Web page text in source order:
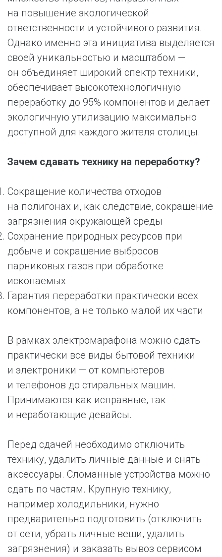
на повышение экологической
ответственности и устойчивого развития.
Однако именно эта инициатива выделяется
своей уникальностью и масштабом —
он объединяет широкий спектр техники,
обеспечивает высокотехнологичную
переработку до 95% компонентов и делает
экологичную утилизацию максимально
доступной для каждого жителя столицы.
Зачем сдавать технику на переработку?
Сокращение количества отходов
на полигонах и, как следствие, сокращение
загрязнения окружающей среды
Сохранение природных ресурсов при
добыче и сокращение выбросов
парниковых газов при обработке
ископаемых
Гарантия переработки практически всех
компонентов, а не только малой их части
В рамках электромарафона можно сдать
практически все виды бытовой техники
и электроники — от компьютеров
и телефонов до стиральных машин.
Принимаются как исправные, так
и неработающие девайсы.
Перед сдачей необходимо отключить
технику, удалить личные данные и снять
аксессуары. Сломанные устройства можно
сдать по частям. Крупную технику,
например холодильники, нужно
предварительно подготовить (отключить
от сети, убрать личные вещи, удалить
загрязнения) и заказать вывоз сервисом